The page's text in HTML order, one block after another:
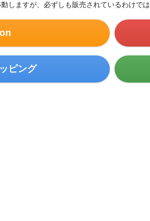
しますが、必ずしも販売されているわけでは
ピング